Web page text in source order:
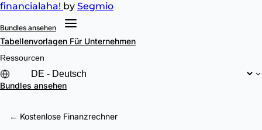
financialaha! by Segmio
Bundles ansehen
Tabellenvorlagen Für Unternehmen
Ressourcen
Bundles ansehen
← Kostenlose Finanzrechner